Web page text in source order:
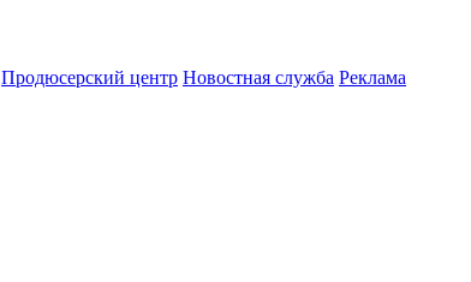
Продюсерский центр Новостная служба Реклама